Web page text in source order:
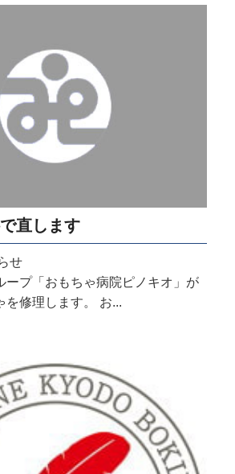
直します
せ
ープ「おもちゃ病院ピノキオ」が
を修理します。 お...